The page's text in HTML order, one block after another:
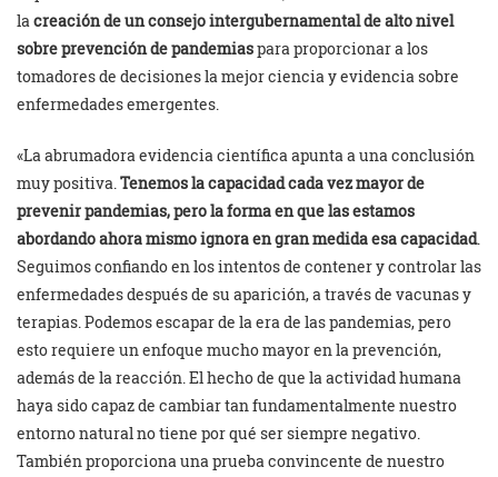
lacreación de un consejo intergubernamental de alto nivel
sobre prevención de pandemiaspara proporcionar a los
tomadores de decisiones la mejor ciencia y evidencia sobre
enfermedades emergentes.
«La abrumadora evidencia científica apunta a una conclusión
muy positiva.Tenemos la capacidad cada vez mayor de
prevenir pandemias, pero la forma en que las estamos
abordando ahora mismo ignora en gran medida esa capacidad.
Seguimos confiando en los intentos de contener y controlar las
enfermedades después de su aparición, a través de vacunas y
terapias. Podemos escapar de la era de las pandemias, pero
esto requiere un enfoque mucho mayor en la prevención,
además de la reacción. El hecho de que la actividad humana
haya sido capaz de cambiar tan fundamentalmente nuestro
entorno natural no tiene por qué ser siempre negativo.
También proporciona una prueba convincente de nuestro